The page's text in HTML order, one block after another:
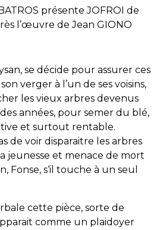
présente JOFROI de
l’œuvre de Jean GIONO
se décide pour assurer ces
verger à l’un de ses voisins,
les vieux arbres devenus
années, pour semer du blé,
et surtout rentable.
de voir disparaitre les arbres
jeunesse et menace de mort
Fonse, s‘il touche à un seul
cette pièce, sorte de
comme un plaidoyer